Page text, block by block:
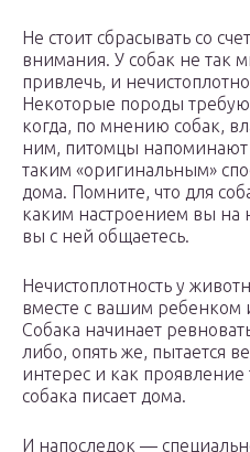
Не стоит сбрасывать со
внимания. У собак не так
привлечь, и
Некоторые породы
когда, по мнению собак,
ним, питомцы напоминают
таким «оригинальным»
дома. Помните, что для
каким настроением вы на
вы с ней общаетесь.
Нечистоплотность у
вместе с вашим
Собака начинает
либо, опять же, пытается
интерес и как
собака писает дома.
И напоследок —